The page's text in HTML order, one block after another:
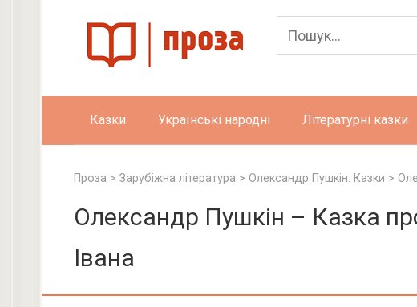
Казки Українські народні Літературні казки
Проза > Зарубіжна література > Олександр Пушкін: Казки >
Олександр Пушкін – Казка
Івана